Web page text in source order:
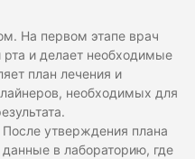
На первом этапе врач
рта и делает необходимые
план лечения и
необходимых для
После утверждения плана
в лабораторию, где